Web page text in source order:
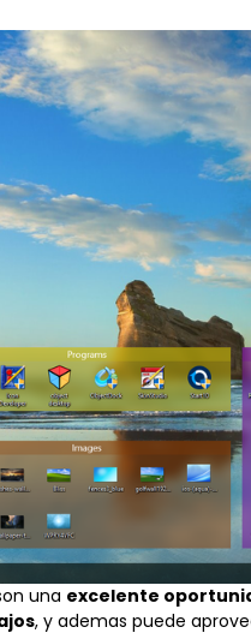
una excelente
, y ademas puede